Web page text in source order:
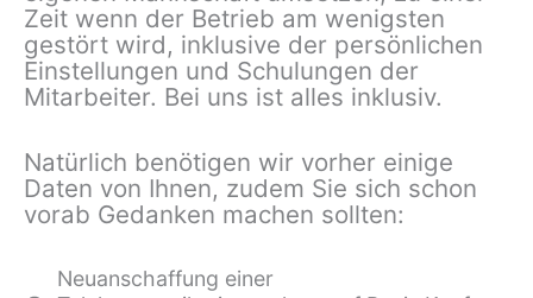
Zeit wenn der Betrieb am wenigsten
gestört wird, inklusive der persönlichen
Einstellungen und Schulungen der
Mitarbeiter. Bei uns ist alles in­klusiv.
Natürlich benötigen wir vorher einige
Daten von Ihnen, zudem Sie sich schon
vorab Gedanken machen sollten:
Neuanschaffung einer